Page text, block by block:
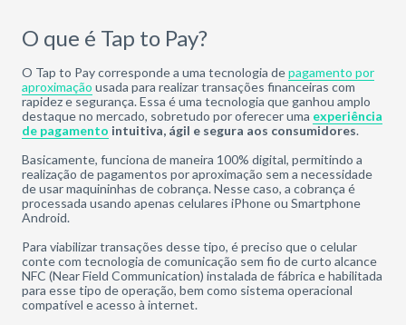
O que é Tap to Pay?
O Tap to Pay corresponde a uma tecnologia depagamento por
aproximação usada para realizar transações financeiras com
rapidez e segurança. Essa é uma tecnologia que ganhou amplo
destaque no mercado, sobretudo por oferecer uma experiência
de pagamento intuitiva, ágil e segura aos consumidores.
Basicamente, funciona de maneira 100% digital, permitindo a
realização de pagamentos por aproximação sem a necessidade
de usar maquininhas de cobrança. Nesse caso, a cobrança é
processada usando apenas celulares iPhone ou Smartphone
Android.
Para viabilizar transações desse tipo, é preciso que o celular
conte com tecnologia de comunicação sem fio de curto alcance
NFC (Near Field Communication) instalada de fábrica e habilitada
para esse tipo de operação, bem como sistema operacional
compatível e acesso à internet.